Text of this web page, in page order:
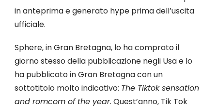
in anteprima e generato hype prima dell’uscita
ufficiale.
Sphere, in Gran Bretagna, lo ha comprato il
giorno stesso della pubblicazione negli Usa e lo
ha pubblicato in Gran Bretagna con un
sottotitolo molto indicativo: The Tiktok sensation
and romcom of the year. Quest’anno, Tik Tok